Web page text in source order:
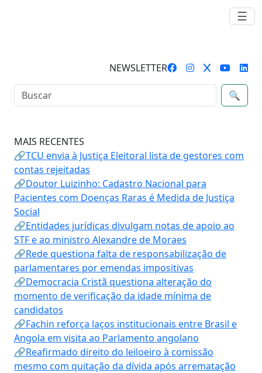
☰
NEWSLETTER
🔍
MAIS RECENTES
🔗TCU envia à Justiça Eleitoral lista de gestores com
contas rejeitadas
🔗Doutor Luizinho: Cadastro Nacional para
Pacientes com Doenças Raras é Medida de Justiça
Social
🔗Entidades jurídicas divulgam notas de apoio ao
STF e ao ministro Alexandre de Moraes
🔗Rede questiona falta de responsabilização de
parlamentares por emendas impositivas
🔗Democracia Cristã questiona alteração do
momento de verificação da idade mínima de
candidatos
🔗Fachin reforça laços institucionais entre Brasil e
Angola em visita ao Parlamento angolano
🔗Reafirmado direito do leiloeiro à comissão
mesmo com quitação da dívida após arrematação